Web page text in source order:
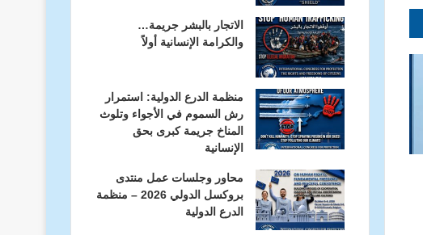
الاتجار بالبشر جريمة…
والكرامة الإنسانية أولاً
منظمة الدرع الدولية: استمرار
رش السموم في الأجواء وتلوث
المناخ جريمة كبرى بحق
الإنسانية
محاور وجلسات عمل منتدى
بروكسل الدولي 2026 – منظمة
الدرع الدولية